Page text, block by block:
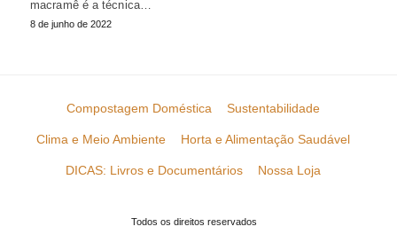
macramê é a técnica…
8 de junho de 2022
Compostagem Doméstica Sustentabilidade
Clima e Meio Ambiente Horta e Alimentação Saudável
DICAS: Livros e Documentários Nossa Loja
Todos os direitos reservados